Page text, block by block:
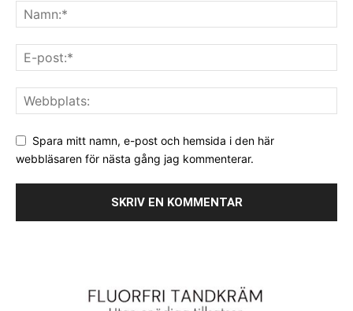
Spara mitt namn, e-post och hemsida i den här
webbläsaren för nästa gång jag kommenterar.